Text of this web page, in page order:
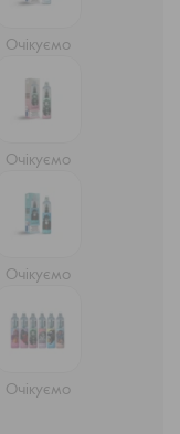
Очікуємо
Очікуємо
Очікуємо
Очікуємо